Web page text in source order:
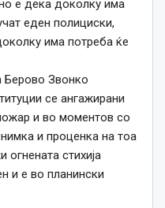
е дека доколку има
еден полициски,
има потреба ќе
Берово Звонко
се ангажирани
и во моментов со
и проценка на тоа
стихија
и е во планински